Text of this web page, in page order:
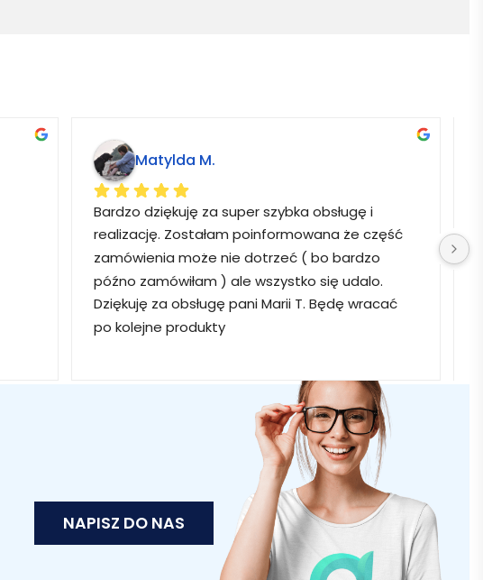
Matylda M.
Bardzo dziękuję za super szybka obsługę i
realizację. Zostałam poinformowana że część
zamówienia może nie dotrzeć ( bo bardzo
późno zamówiłam ) ale wszystko się udalo.
Dziękuję za obsługę pani Marii T. Będę wracać
po kolejne produkty
NAPISZ DO NAS